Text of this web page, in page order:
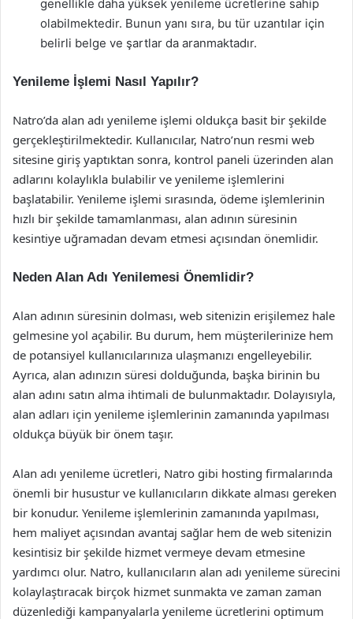
genellikle daha yüksek yenileme ücretlerine sahip
olabilmektedir. Bunun yanı sıra, bu tür uzantılar için
belirli belge ve şartlar da aranmaktadır.
Yenileme İşlemi Nasıl Yapılır?
Natro’da alan adı yenileme işlemi oldukça basit bir şekilde
gerçekleştirilmektedir. Kullanıcılar, Natro’nun resmi web
sitesine giriş yaptıktan sonra, kontrol paneli üzerinden alan
adlarını kolaylıkla bulabilir ve yenileme işlemlerini
başlatabilir. Yenileme işlemi sırasında, ödeme işlemlerinin
hızlı bir şekilde tamamlanması, alan adının süresinin
kesintiye uğramadan devam etmesi açısından önemlidir.
Neden Alan Adı Yenilemesi Önemlidir?
Alan adının süresinin dolması, web sitenizin erişilemez hale
gelmesine yol açabilir. Bu durum, hem müşterilerinize hem
de potansiyel kullanıcılarınıza ulaşmanızı engelleyebilir.
Ayrıca, alan adınızın süresi dolduğunda, başka birinin bu
alan adını satın alma ihtimali de bulunmaktadır. Dolayısıyla,
alan adları için yenileme işlemlerinin zamanında yapılması
oldukça büyük bir önem taşır.
Alan adı yenileme ücretleri, Natro gibi hosting firmalarında
önemli bir husustur ve kullanıcıların dikkate alması gereken
bir konudur. Yenileme işlemlerinin zamanında yapılması,
hem maliyet açısından avantaj sağlar hem de web sitenizin
kesintisiz bir şekilde hizmet vermeye devam etmesine
yardımcı olur. Natro, kullanıcıların alan adı yenileme sürecini
kolaylaştıracak birçok hizmet sunmakta ve zaman zaman
düzenlediği kampanyalarla yenileme ücretlerini optimum